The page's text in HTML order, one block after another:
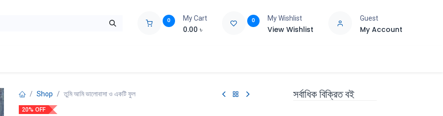
0 My Cart
0.00 ৳
0 My Wishlist
View Wishlist
Guest
My Account
Shop তুমি আমি ভালোবাসা ও একটি ফুল
20% OFF
সর্বাধিক বিক্রিত বই